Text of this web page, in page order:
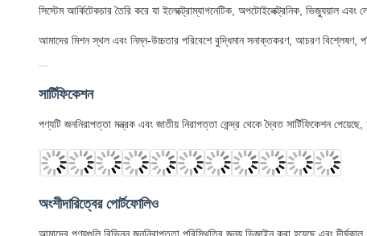
সিস্টেম আর্কিটেকচার তৈরি করে যা ইলেক্ট্রোম্যাগনেটিক, অপটোইলেক্ট্রনিক, ভিজ্যুয়াল
আমাদের মিশন স্থল এবং নিম্ন-উচ্চতার পরিবেশে বুদ্ধিমান সনাক্তকরণ, আচরণ বিশ্লেষণ,
সার্টিফিকেশন
পণ্যটি জননিরাপত্তা মন্ত্রক এবং জাতীয় নিরাপত্তা কেন্দ্র থেকে দ্বৈত সার্টিফিকেশন
অংশীদারিত্বের পোর্টফোলিও